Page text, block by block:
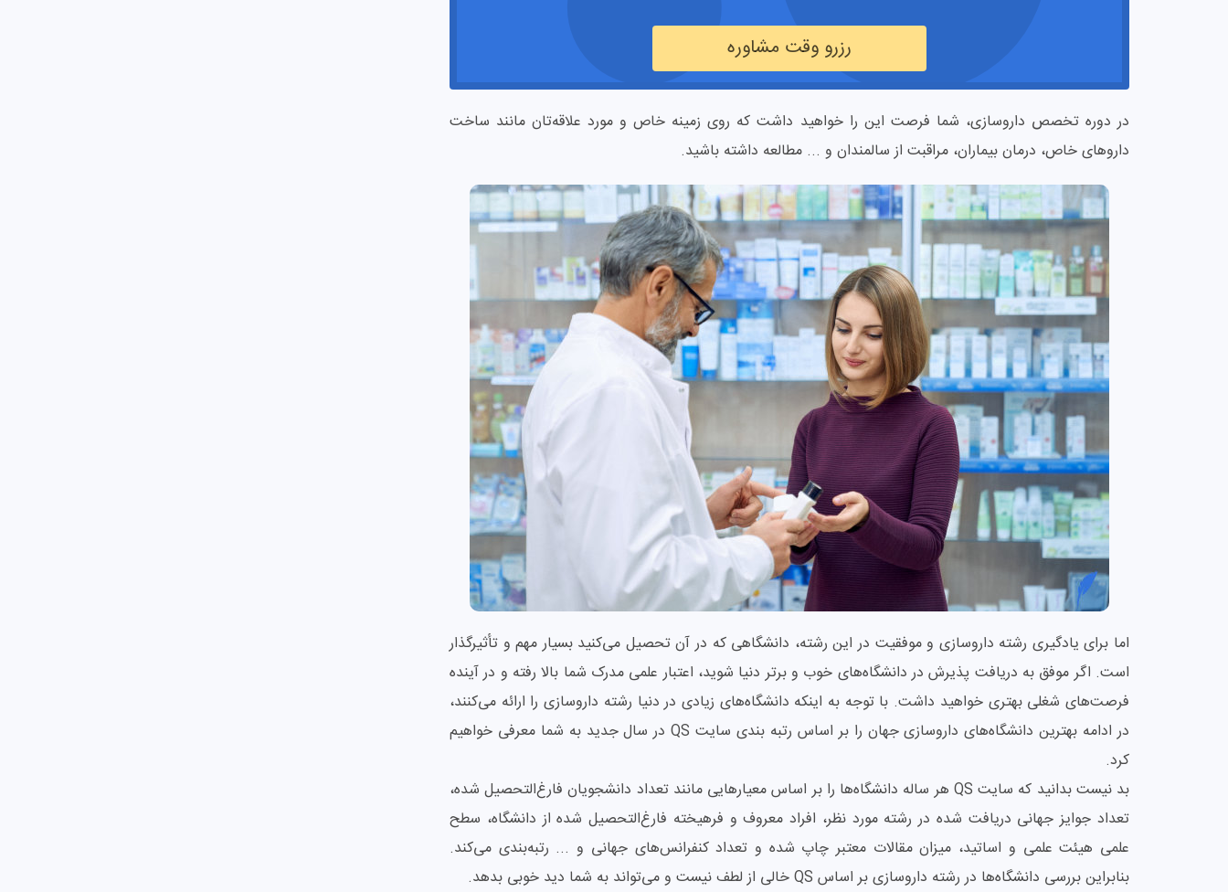
رزرو وقت مشاوره
در دوره تخصص داروسازی، شما فرصت این را خواهید داشت که روی زمینه خاص و مورد علاقه‌تان مانند ساخت
داروهای خاص، درمان بیماران، مراقبت از سالمندان و ... مطالعه داشته باشید.
اما برای یادگیری رشته داروسازی و موفقیت در این رشته، دانشگاهی که در آن تحصیل می‌کنید بسیار مهم و تأثیرگذار
است. اگر موفق به دریافت پذیرش در دانشگاه‌های خوب و برتر دنیا شوید، اعتبار علمی مدرک شما بالا رفته و در آینده
فرصت‌های شغلی بهتری خواهید داشت. با توجه به اینکه دانشگاه‌های زیادی در دنیا رشته داروسازی را ارائه می‌کنند،
در ادامه بهترین دانشگاه‌های داروسازی جهان را بر اساس رتبه بندی سایت QS در سال جدید به شما معرفی خواهیم
کرد.
بد نیست بدانید که سایت QS هر ساله دانشگاه‌ها را بر اساس معیارهایی مانند تعداد دانشجویان فارغ‌التحصیل شده،
تعداد جوایز جهانی دریافت شده در رشته مورد نظر، افراد معروف و فرهیخته فارغ‌التحصیل شده از دانشگاه، سطح
علمی هیئت علمی و اساتید، میزان مقالات معتبر چاپ شده و تعداد کنفرانس‌های جهانی و ... رتبه‌بندی می‌کند.
بنابراین بررسی دانشگاه‌ها در رشته داروسازی بر اساس QS خالی از لطف نیست و می‌تواند به شما دید خوبی بدهد.